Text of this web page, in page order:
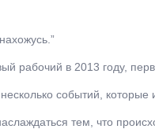
рабочий в 2013 году,
событий, которые
тем, что